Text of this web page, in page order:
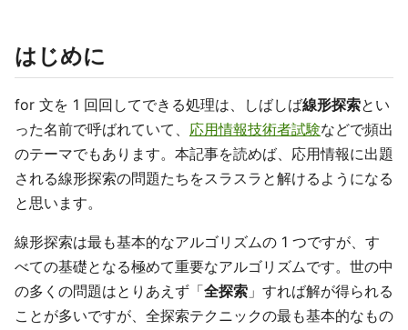
はじめに
for 文を 1 回回してできる処理は、しばしば線形探索とい
った名前で呼ばれていて、 応用情報技術者試験などで頻出
のテーマでもあります。本記事を読めば、応用情報に出題
される線形探索の問題たちをスラスラと解けるようになる
と思います。
線形探索は最も基本的なアルゴリズムの 1 つですが、す
べての基礎となる極めて重要なアルゴリズムです。世の中
の多くの問題はとりあえず「全探索 」すれば解が得られる
ことが多いですが、全探索テクニックの最も基本的なもの